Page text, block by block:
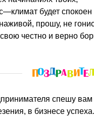
будет спокоен
прошу, не
честно и верно
спешу
в бизнесе успеха.